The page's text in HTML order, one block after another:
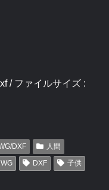
/ ファイルサイズ :
DXF
人間
DXF
子供